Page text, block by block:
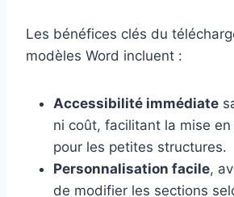
Les bénéfices clés du
modèles Word incluent :
Accessibilité immédiate
ni coût, facilitant la mise
pour les petites structures.
Personnalisation facile,
de modifier les sections